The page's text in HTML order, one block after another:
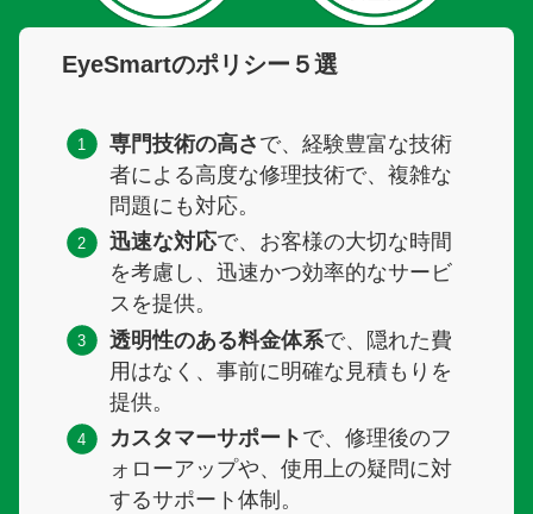
パソコン修理
ドラレコ修理
スマホ修理
よくある質問
EyeSmartのポリシー５選
専門技術の高さ で、経験豊富な技術
者による高度な修理技術で、複雑な
問題にも対応。
迅速な対応で、お客様の大切な時間
を考慮し、迅速かつ効率的なサービ
スを提供。
透明性のある料金体系で、隠れた費
用はなく、事前に明確な見積もりを
提供。
カスタマーサポート で、修理後のフ
ォローアップや、使用上の疑問に対
するサポート体制。